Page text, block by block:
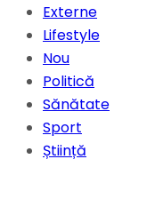
Externe
Lifestyle
Nou
Politică
Sănătate
Sport
Știință